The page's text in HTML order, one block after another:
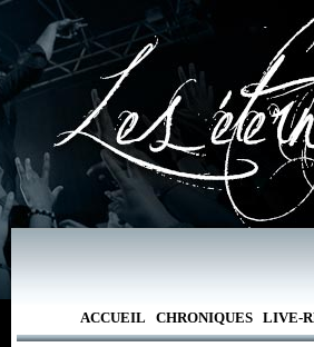
ACCUEIL CHRONIQUES LIVE-